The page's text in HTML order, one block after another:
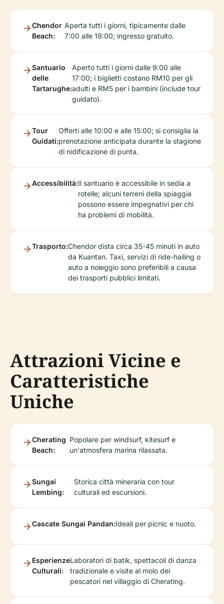
Chendor
Beach:
Aperta tutti i giorni, tipicamente dalle
7:00 alle 19:00; ingresso gratuito.
Santuario
delle
Tartarughe:
Aperto tutti i giorni dalle 9:00 alle
17:00; i biglietti costano RM10 per gli
adulti e RM5 per i bambini (include tour
guidato).
Tour
Guidati:
Offerti alle 10:00 e alle 15:00; si consiglia la
prenotazione anticipata durante la stagione
di nidificazione di punta.
Accessibilità:Il santuario è accessibile in sedia a
rotelle; alcuni terreni della spiaggia
possono essere impegnativi per chi
ha problemi di mobilità.
Trasporto:Chendor dista circa 35-45 minuti in auto
da Kuantan. Taxi, servizi di ride-hailing o
auto a noleggio sono preferibili a causa
dei trasporti pubblici limitati.
Attrazioni Vicine e
Caratteristiche
Uniche
Cherating
Beach:
Popolare per windsurf, kitesurf e
un'atmosfera marina rilassata.
Sungai
Lembing:
Storica città mineraria con tour
culturali ed escursioni.
Cascate Sungai Pandan:Ideali per picnic e nuoto.
Esperienze
Culturali:
Laboratori di batik, spettacoli di danza
tradizionale e visite al molo dei
pescatori nel villaggio di Cherating.